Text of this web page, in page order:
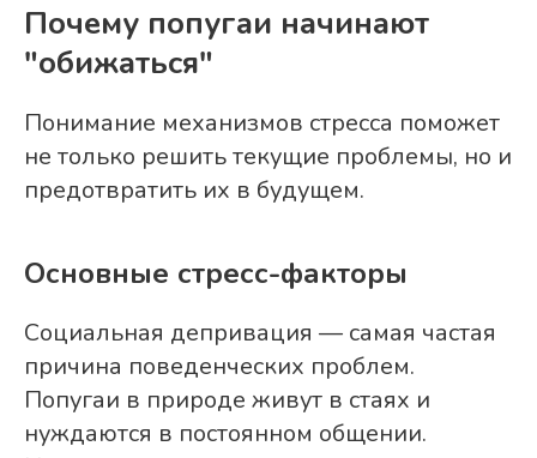
Почему попугаи начинают
"обижаться"
Понимание механизмов стресса поможет
не только решить текущие проблемы, но и
предотвратить их в будущем.
Основные стресс-факторы
Социальная депривация — самая частая
причина поведенческих проблем.
Попугаи в природе живут в стаях и
нуждаются в постоянном общении.